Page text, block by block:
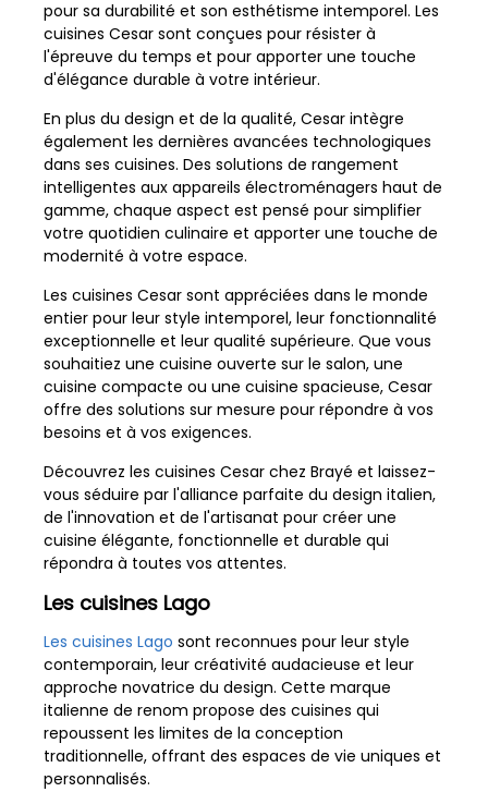
pour sa durabilité et son esthétisme intemporel. Les
cuisines Cesar sont conçues pour résister à
l'épreuve du temps et pour apporter une touche
d'élégance durable à votre intérieur.
En plus du design et de la qualité, Cesar intègre
également les dernières avancées technologiques
dans ses cuisines. Des solutions de rangement
intelligentes aux appareils électroménagers haut de
gamme, chaque aspect est pensé pour simplifier
votre quotidien culinaire et apporter une touche de
modernité à votre espace.
Les cuisines Cesar sont appréciées dans le monde
entier pour leur style intemporel, leur fonctionnalité
exceptionnelle et leur qualité supérieure. Que vous
souhaitiez une cuisine ouverte sur le salon, une
cuisine compacte ou une cuisine spacieuse, Cesar
offre des solutions sur mesure pour répondre à vos
besoins et à vos exigences.
Découvrez les cuisines Cesar chez Brayé et laissez-
vous séduire par l'alliance parfaite du design italien,
de l'innovation et de l'artisanat pour créer une
cuisine élégante, fonctionnelle et durable qui
répondra à toutes vos attentes.
Les cuisines Lago
Les cuisines Lago sont reconnues pour leur style
contemporain, leur créativité audacieuse et leur
approche novatrice du design. Cette marque
italienne de renom propose des cuisines qui
repoussent les limites de la conception
traditionnelle, offrant des espaces de vie uniques et
personnalisés.